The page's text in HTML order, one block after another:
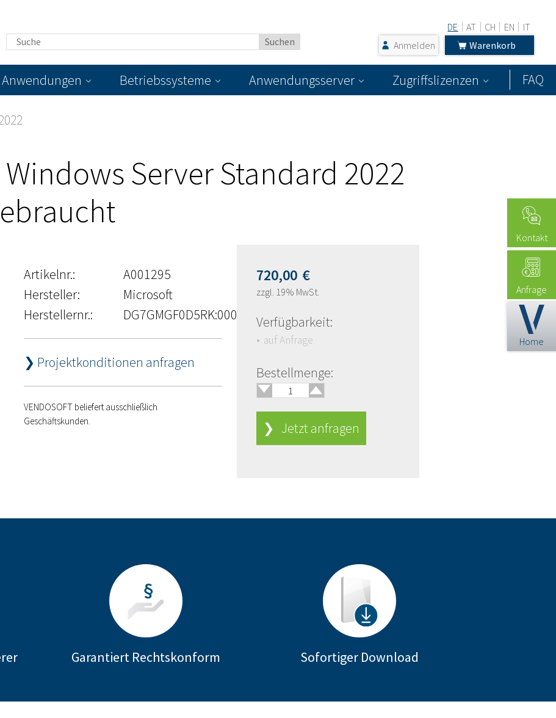
DE AT CH EN
IT
Anmelden
Warenkorb
Anwendungen Betriebssysteme Anwendungsserver Zugriffslizenzen FAQ
Kontakt
Anfrage
Home
Server Standard 2022
Artikelnr.:
A001295
Hersteller:
Microsoft
Herstellernr.:
DG7GMGF0D5RK:0005
❯ Projektkonditionen anfragen
VENDOSOFT beliefert ausschließlich
Geschäftskunden.
720,00 €
zzgl. 19% MwSt.
Verfügbarkeit:
auf Anfrage
Bestellmenge:
🢓
🢑
❯ Jetzt anfragen
Garantiert Rechtskonform Sofortiger Download